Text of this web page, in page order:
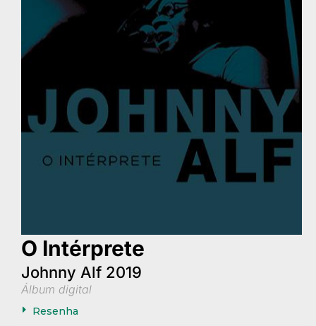
O Intérprete
Johnny Alf 2019
Álbum digital
Resenha